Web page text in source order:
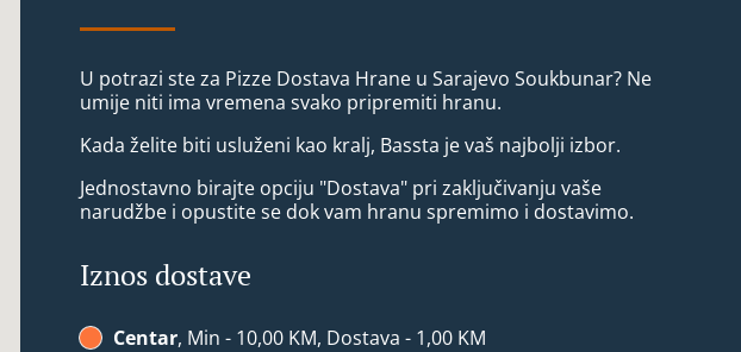
U potrazi ste za Pizze Dostava Hrane u Sarajevo Soukbunar? Ne
umije niti ima vremena svako pripremiti hranu.
Kada želite biti usluženi kao kralj, Bassta je vaš najbolji izbor.
Jednostavno birajte opciju "Dostava" pri zaključivanju vaše
narudžbe i opustite se dok vam hranu spremimo i dostavimo.
Iznos dostave
Centar, Min - 10,00 KM, Dostava - 1,00 KM